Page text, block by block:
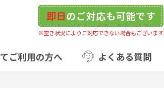
即日のご対応も可能です
※空き状況によりご対応できない場合もございます
ご利用の方へ よくある質問